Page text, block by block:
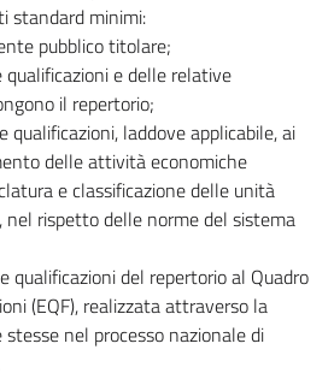
standard minimi:
pubblico titolare;
e delle relative
il repertorio;
qualificazioni, laddove applicabile, ai
delle attività economiche
e classificazione delle unità
nel rispetto delle norme del sistema
qualificazioni del repertorio al Quadro
(EQF), realizzata attraverso la
nel processo nazionale di